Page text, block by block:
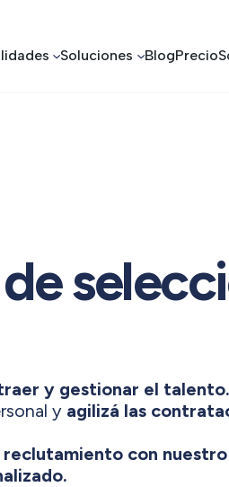
Soluciones BlogPrecio
y gestionar el talento.
y agilizá las
con nuestro